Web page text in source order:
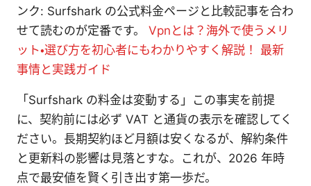
ンク: Surfshark の公式料金ページと比較記事を合わ
せて読むのが定番です。 Vpnとは？海外で使うメリ
ット・選び方を初心者にもわかりやすく解説！ 最新
事情と実践ガイド
「Surfshark の料金は変動する」この事実を前提
に、契約前には必ず VAT と通貨の表示を確認してく
ださい。長期契約ほど月額は安くなるが、解約条件
と更新料の影響は見落とすな。これが、2026 年時
点で最安値を賢く引き出す第一歩だ。